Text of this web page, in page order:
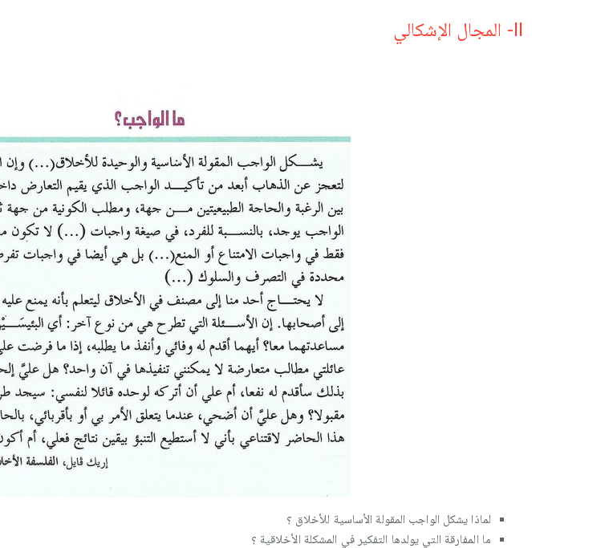
II- المجال الإشكالي
لماذا يشكل الواجب المقولة الأساسية للأخلاق ؟
ما المفارقة التي يولدها التفكير في المشكلة الأخلاقية ؟